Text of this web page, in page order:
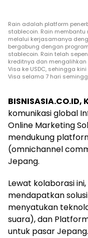
Rain adalah platform
stablecoin. Rain
melalui kerjasamanya
bergabung dengan
stablecoin. Rain telah
kreditnya dan
Visa ke USDC, sehingga
Visa selama 7 hari
BISNISASIA.CO.ID,
komunikasi global
Online Marketing
mendukung
(omnichannel
Jepang.
Lewat kolaborasi
mendapatkan
menyatukan
suara), dan
untuk pasar Jepang.